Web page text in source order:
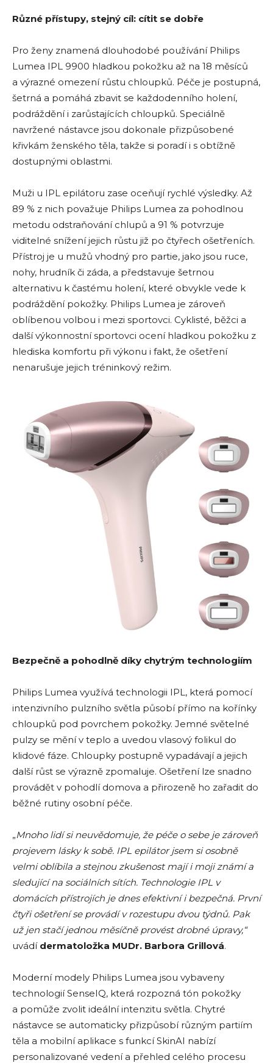
Různé přístupy, stejný cíl: cítit se dobře
Pro ženy znamená dlouhodobé používání Philips
Lumea IPL 9900 hladkou pokožku až na 18 měsíců
a výrazné omezení růstu chloupků. Péče je postupná,
šetrná a pomáhá zbavit se každodenního holení,
podráždění i zarůstajících chloupků. Speciálně
navržené nástavce jsou dokonale přizpůsobené
křivkám ženského těla, takže si poradí i s obtížně
dostupnými oblastmi.
Muži u IPL epilátoru zase oceňují rychlé výsledky. Až
89 % z nich považuje Philips Lumea za pohodlnou
metodu odstraňování chlupů a 91 % potvrzuje
viditelné snížení jejich růstu již po čtyřech ošetřeních.
Přístroj je u mužů vhodný pro partie, jako jsou ruce,
nohy, hrudník či záda, a představuje šetrnou
alternativu k častému holení, které obvykle vede k
podráždění pokožky. Philips Lumea je zároveň
oblíbenou volbou i mezi sportovci. Cyklisté, běžci a
další výkonnostní sportovci ocení hladkou pokožku z
hlediska komfortu při výkonu i fakt, že ošetření
nenarušuje jejich tréninkový režim.
Bezpečně a pohodlně díky chytrým technologiím
Philips Lumea využívá technologii IPL, která pomocí
intenzivního pulzního světla působí přímo na kořínky
chloupků pod povrchem pokožky. Jemné světelné
pulzy se mění v teplo a uvedou vlasový folikul do
klidové fáze. Chloupky postupně vypadávají a jejich
další růst se výrazně zpomaluje. Ošetření lze snadno
provádět v pohodlí domova a přirozeně ho zařadit do
běžné rutiny osobní péče.
„Mnoho lidí si neuvědomuje, že péče o sebe je zároveň
projevem lásky k sobě. IPL epilátor jsem si osobně
velmi oblíbila a stejnou zkušenost mají i moji známí a
sledující na sociálních sítích. Technologie IPL v
domácích přístrojích je dnes efektivní i bezpečná. První
čtyři ošetření se provádí v rozestupu dvou týdnů. Pak
už jen stačí jednou měsíčně provést drobné úpravy,“
uvádí dermatoložka MUDr. Barbora Grillová.
Moderní modely Philips Lumea jsou vybaveny
technologií SenseIQ, která rozpozná tón pokožky
a pomůže zvolit ideální intenzitu světla. Chytré
nástavce se automaticky přizpůsobí různým partiím
těla a mobilní aplikace s funkcí SkinAI nabízí
personalizované vedení a přehled celého procesu